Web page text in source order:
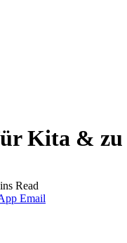
Kita & zu
Read
Email